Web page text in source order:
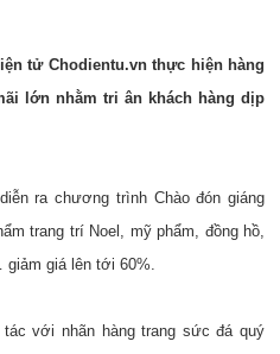
tử Chodientu.vn thực hiện hàng
lớn nhằm tri ân khách hàng dịp
ra chương trình Chào đón giáng
trang trí Noel, mỹ phẩm, đồng hồ,
giảm giá lên tới 60%.
tác với nhãn hàng trang sức đá quý